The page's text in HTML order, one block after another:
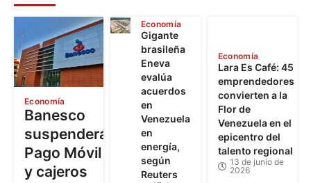
Economía
Banesco
suspenderá
Pago Móvil
y cajeros
Economía
Gigante
brasileña
Eneva
evalúa
acuerdos
en
Venezuela
en
energía,
según
Reuters
Economía
Lara Es Café: 45
emprendedores
convierten a la
Flor de
Venezuela en el
epicentro del
talento regional
13 de junio de
2026